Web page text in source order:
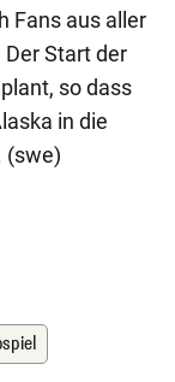
Fans aus aller
Start der
so dass
in die
(swe)